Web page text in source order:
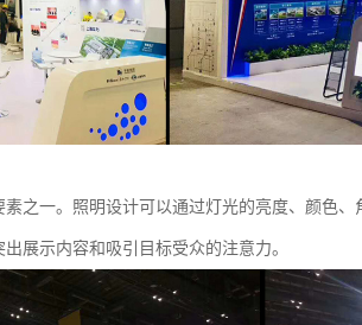
之一。照明设计可以通过灯光的亮度、颜色
展示内容和吸引目标受众的注意力。